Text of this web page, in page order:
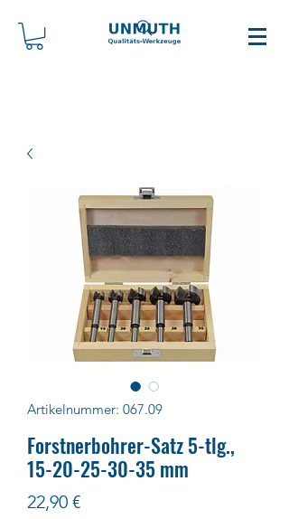
Artikelnummer: 067.09
Forstnerbohrer-Satz 5-tlg.,
15-20-25-30-35 mm
22,90 €Preis